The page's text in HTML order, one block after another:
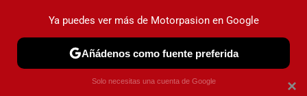
PRUEBAS COCHES ELÉCTRICOS OBSERVATORIO
×
Ya puedes ver más de Motorpasion en Google
Añádenos como fuente preferida
Solo necesitas una cuenta de Google